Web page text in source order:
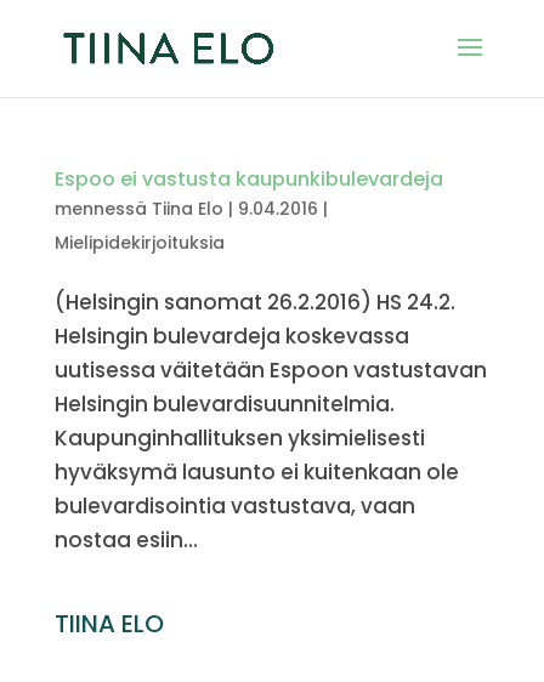
Espoo ei vastusta kaupunkibulevardeja
mennessä Tiina Elo | 9.04.2016 |
Mielipidekirjoituksia
(Helsingin sanomat 26.2.2016) HS 24.2.
Helsingin bulevardeja koskevassa
uutisessa väitetään Espoon vastustavan
Helsingin bulevardisuunnitelmia.
Kaupunginhallituksen yksimielisesti
hyväksymä lausunto ei kuitenkaan ole
bulevardisointia vastustava, vaan
nostaa esiin...
TIINA ELO